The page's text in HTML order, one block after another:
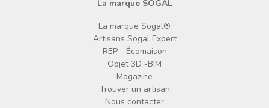
La marque SOGAL
La marque Sogal®
Artisans Sogal Expert
REP - Écomaison
Objet 3D -BIM
Magazine
Trouver un artisan
Nous contacter